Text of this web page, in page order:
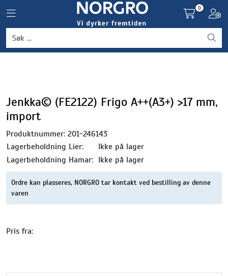
Toggle navigation
0
Jenkka© (FE2122) Frigo A++(A3+) >17 mm,
import
Produktnummer: 201-246143
Lagerbeholdning Lier:
Ikke på lager
Lagerbeholdning Hamar: Ikke på lager
Ordre kan plasseres, NORGRO tar kontakt ved bestilling av denne
varen
Pris fra:
Grønnsaker
Frukt og bær
Blomster, potter og brett
Driftsmidler